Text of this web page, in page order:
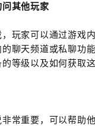
其他玩家
玩家可以通过游戏
聊天频道或私聊功
等级以及如何获取
常重要，可以帮助